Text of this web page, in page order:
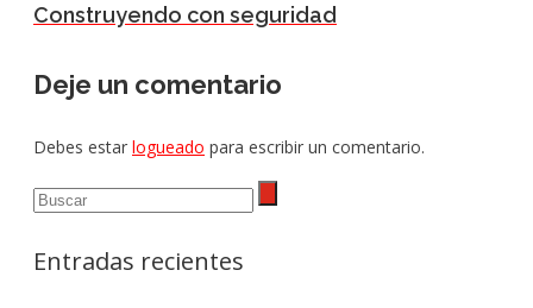
Construyendo con seguridad
Deje un comentario
Debes estar logueado para escribir un comentario.
Entradas recientes